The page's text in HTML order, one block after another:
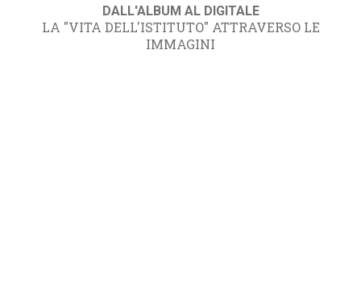
DALL'ALBUM AL DIGITALE
LA "VITA DELL'ISTITUTO" ATTRAVERSO LE
IMMAGINI